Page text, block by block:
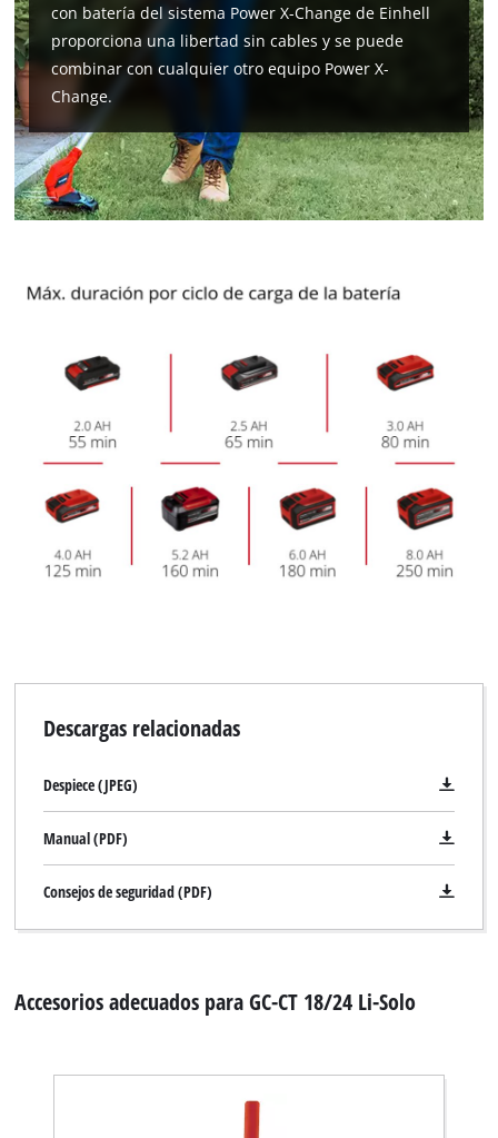
¡Necesitamos su consentimiento para
cargar el servicio Google Maps!
This content is not permitted to load due
the site with their CMP to add this content
Powered byUsercentrics Consent
Management Platform
con batería del sistema Power X-Change de Einhell
proporciona una libertad sin cables y se puede
combinar con cualquier otro equipo Power X-
Change.
Descargas relacionadas
Despiece (JPEG)
Manual (PDF)
Consejos de seguridad (PDF)
Accesorios adecuados para GC-CT 18/24 Li-Solo